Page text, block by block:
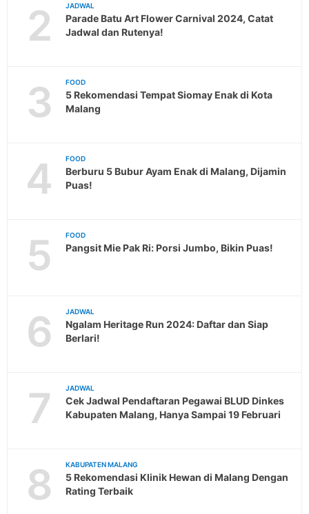
2 JADWAL
Parade Batu Art Flower Carnival 2024, Catat
Jadwal dan Rutenya!
3 FOOD
5 Rekomendasi Tempat Siomay Enak di Kota
Malang
4 FOOD
Berburu 5 Bubur Ayam Enak di Malang, Dijamin
Puas!
5 FOOD
Pangsit Mie Pak Ri: Porsi Jumbo, Bikin Puas!
6 JADWAL
Ngalam Heritage Run 2024: Daftar dan Siap
Berlari!
7 JADWAL
Cek Jadwal Pendaftaran Pegawai BLUD Dinkes
Kabupaten Malang, Hanya Sampai 19 Februari
8 KABUPATEN MALANG
5 Rekomendasi Klinik Hewan di Malang Dengan
Rating Terbaik